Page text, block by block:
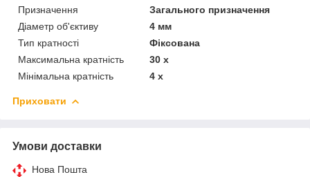
Призначення
Загального призначення
Діаметр об'єктиву
4 мм
Тип кратності
Фіксована
Максимальна кратність
30 х
Мінімальна кратність
4 х
Приховати
Умови доставки
Нова Пошта